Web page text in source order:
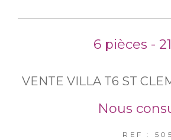
6 pièces -
VENTE VILLA T6 ST
Nous
REF : 505